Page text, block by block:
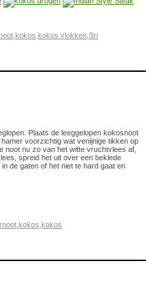
kokos kokos vlokken Sri
Plaats de leeggelopen kokosnoot
voorzichtig wat venijnige tikken op
noot nu zo van het witte vruchtvlees af,
spreid het uit over een beklede
de gaten of het niet te hard gaat en
kokos kokos